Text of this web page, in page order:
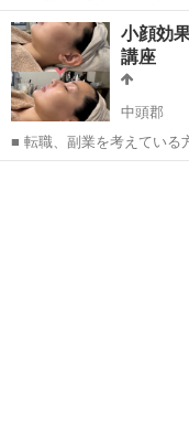
か？ 本講座では、耳つぼ
践的に学んでいただけます。 【講座内容】 ・耳つぼ基礎理論
解剖学 ・東洋医学の考え方
沖縄 宜野湾市 て
小顔効
講座
中頭郡
■ 転職、副業を考えている
ツエクサロン、ネイルサ